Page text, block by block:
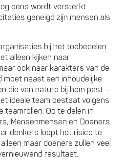
eens wordt versterkt
geneigd zijn mensen als
bij het toebedelen
alleen kijken naar
ook naar karakters van de
moet naast een inhoudelijke
die van nature bij hem past –
ideale team bestaat volgens
teamrollen. Op te delen in
Mensenmensen en Doeners.
denkers loopt het risico te
maar doeners zullen veel
resultaat.